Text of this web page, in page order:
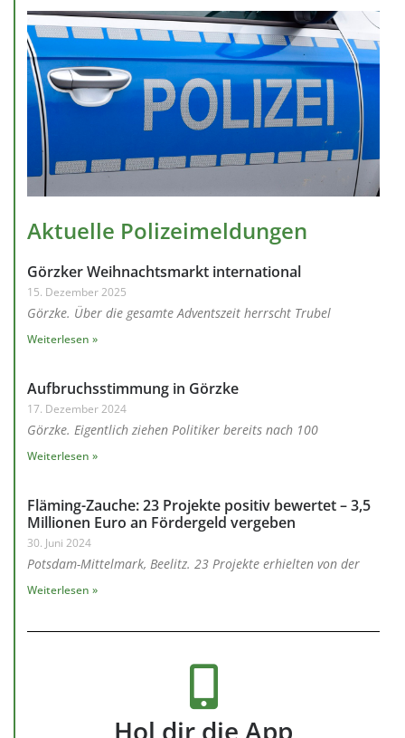
Aktuelle Polizeimeldungen
Görzker Weihnachtsmarkt international
15. Dezember 2025
Görzke. Über die gesamte Adventszeit herrscht Trubel
Weiterlesen »
Aufbruchsstimmung in Görzke
17. Dezember 2024
Görzke. Eigentlich ziehen Politiker bereits nach 100
Weiterlesen »
Fläming-Zauche: 23 Projekte positiv bewertet – 3,5
Millionen Euro an Fördergeld vergeben
30. Juni 2024
Potsdam-Mittelmark, Beelitz. 23 Projekte erhielten von der
Weiterlesen »
Hol dir die App